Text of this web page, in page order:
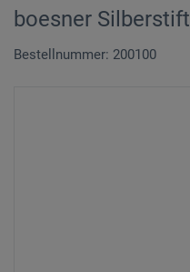
boesner Silberstift
Bestellnummer: 200100